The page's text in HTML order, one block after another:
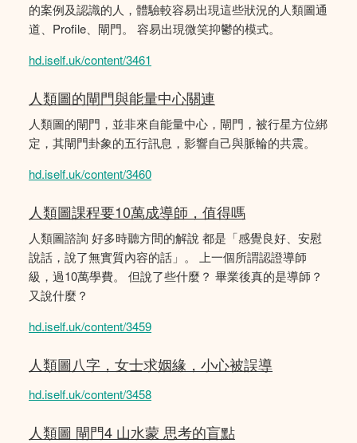
的案例及認識的人，體驗較容易出現這些狀況的人類圖通
道、Profile、閘門。 容易出現微笑抑鬱的模式。
hd.iself.uk/content/3461
人類圖的閘門與能量中心關連
人類圖的閘門，並非來自能量中心，閘門，被行星方位綁
定，其閘門卦象的五行訊息，影響自己與脈輪的共震。
hd.iself.uk/content/3460
人類圖課程要10萬成導師，值得嗎
人類圖諮詢 好多時聽方間的解說 都是「感覺良好、安慰
說話，說了無實質內容的話」。 上一個所謂認證導師
級，過10萬學費。 但說了些什麼？ 畢業後真的是導師？
又說什麼？
hd.iself.uk/content/3459
人類圖八字，女士求姻緣，小心被誤導
hd.iself.uk/content/3458
人類圖 閘門4 山水蒙 思考的盲點